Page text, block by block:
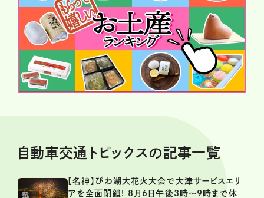
自動車交通トピックスの記事一覧
【名神】びわ湖大花火大会で大津サービスエリ
アを全面閉鎖! 8月6日午後3時～9時まで休